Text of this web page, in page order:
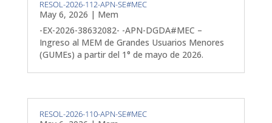
RESOL-2026-112-APN-SE#MEC
May 6, 2026 | Mem
-EX-2026-38632082- -APN-DGDA#MEC –
Ingreso al MEM de Grandes Usuarios Menores
(GUMEs) a partir del 1° de mayo de 2026.
RESOL-2026-110-APN-SE#MEC